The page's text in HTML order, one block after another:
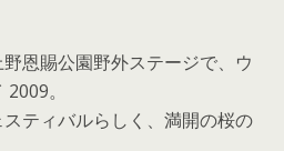
恩賜公園野外ステージで、ウ
。
ティバルらしく、満開の桜の